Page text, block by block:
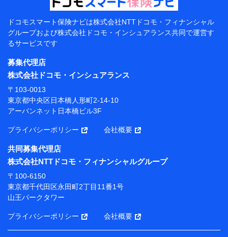
電子的・電磁的方法等
【共同して利用する者の範囲】
当社
株式会社NTTドコモ・フィナンシャルグループ
【利用目的】
当社または株式会社NTTドコモ・フィナンシャルグルー
プが提供する保険関連サービスにおけるユーザー登録受
付および管理のため
当社または株式会社NTTドコモ・フィナンシャルグルー
携会社の保険その他に関する情報を提供するため、また
維持管理等の委託業務遂行のため、またそれらに付帯、
関連する当社または株式会社NTTドコモ・フィナンシャ
ルグループおよび提携会社のサービスを案内、提供する
ため
（各サービスで取得したサービス利用履歴、ウェブサイ
トの閲覧履歴、購買履歴、ご契約内容等のパーソナルデ
ータを分析して、お客さまの趣味・嗜好・傾向に応じた
サービス・商品等に関するご提案や広告の配信等を行う
ことがあります。）
各種セミナーの開催のため
ドコモスマート保険ナビは株式会社NTTドコモ・フィナンシャル
グループおよび株式会社ドコモ・インシュアランス共同で運営す
るサービスです
募集代理店
株式会社ドコモ・インシュアランス
〒103-0013
東京都中央区日本橋人形町2-14-10
アーバンネット日本橋ビル3F
プライバシーポリシー 会社概要
共同募集代理店
株式会社NTTドコモ・フィナンシャルグループ
〒100-6150
東京都千代田区永田町2丁目11番1号
山王パークタワー
プライバシーポリシー 会社概要